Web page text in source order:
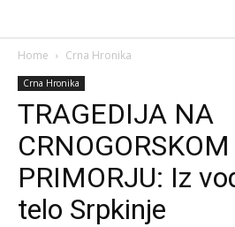
Home Crna Hronika
Crna Hronika
TRAGEDIJA NA
CRNOGORSKOM
PRIMORJU: Iz
telo Srpkinje